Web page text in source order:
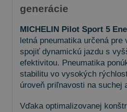
generácie
MICHELIN Pilot Sport 5
letná pneumatika určená
spojiť dynamickú jazdu s
efektivitou. Pneumatika
stabilitu vo vysokých
úroveň priľnavosti na suchej
Vďaka optimalizovanej